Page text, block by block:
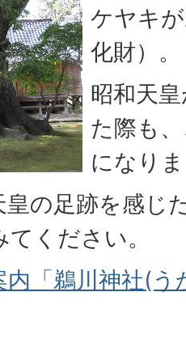
ケヤキ
化財）。
昭和天
た際も
になり
皇の足跡を感じ
ください。
内「鵜川神社(